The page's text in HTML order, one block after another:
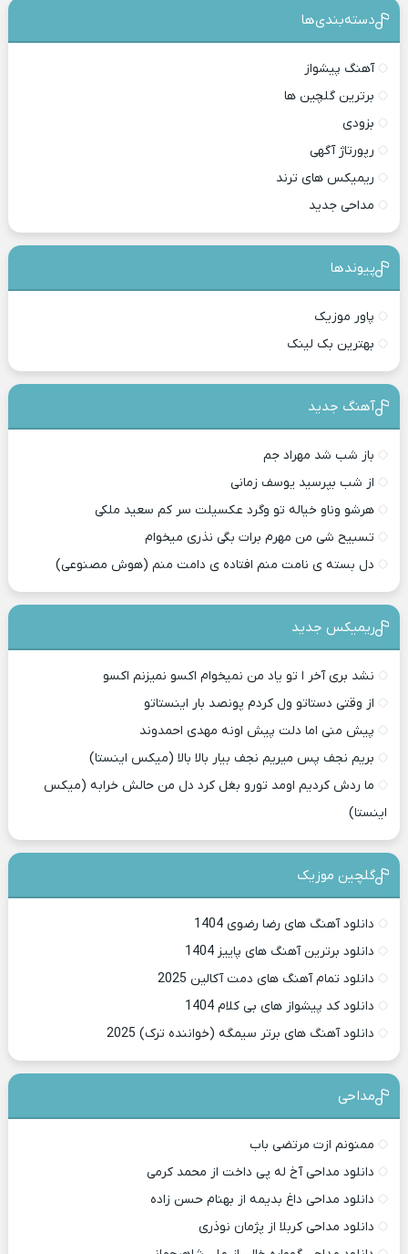
دسته‌بندی‎‌‌ها
آهنگ پیشواز
برترین گلچین ها
بزودی
رپورتاژ آگهی
ریمیکس های ترند
مداحی جدید
پیوندها
پاور موزیک
بهترین بک لینک
آهنگ جدید
باز شب شد مهراد جم
از شب بپرسید یوسف زمانی
هرشو وناو خیاله تو وگرد عکسیلت سر کم سعید ملکی
تسبیح شی من مهرم برات بگی نذری میخوام
دل بسته ی نامت منم افتاده ی دامت منم (هوش مصنوعی)
ریمیکس جدید
نشد بری آخر ا تو یاد من نمیخوام اکسو نمیزنم اکسو
از وقتی دستاتو ول کردم پونصد بار اینستاتو
پیش منی اما دلت پیش اونه مهدی احمدوند
بریم نجف پس میریم نجف بیار بالا بالا (میکس اینستا)
ما ردش کردیم اومد تورو بغل کرد دل من حالش خرابه (میکس
اینستا)
گلچین موزیک
دانلود آهنگ های رضا رضوی 1404
دانلود برترین آهنگ های پاییز 1404
دانلود تمام آهنگ های دمت آکالین 2025
دانلود کد پیشواز های بی کلام 1404
دانلود آهنگ های برتر سیمگه (خواننده ترک) 2025
مداحی
ممنونم ازت مرتضی باب
دانلود مداحی آخ له پی داخت از محمد کرمی
دانلود مداحی داغ بدیمه از بهنام حسن زاده
دانلود مداحی کربلا از پژمان نوذری